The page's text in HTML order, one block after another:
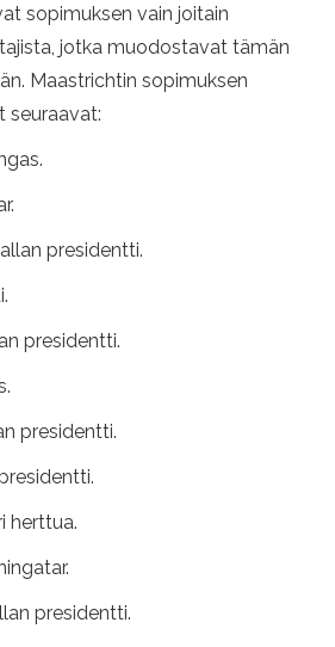
sopimuksen vain joitain
jotka muodostavat tämän
Maastrichtin sopimuksen
seuraavat:
presidentti.
presidentti.
presidentti.
herttua.
presidentti.